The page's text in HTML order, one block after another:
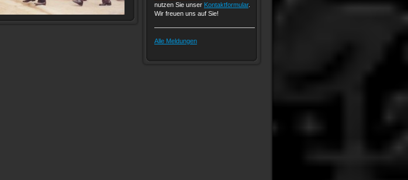
nutzen Sie unser Kontaktformular.
Wir freuen uns auf Sie!
Alle Meldungen